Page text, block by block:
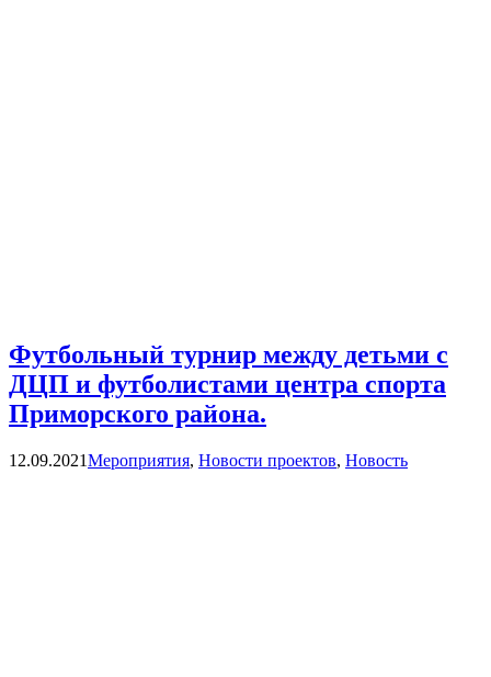
Футбольный турнир между детьми с
ДЦП и футболистами центра спорта
Приморского района.
12.09.2021Categories
Мероприятия, Новости проектов, Новость